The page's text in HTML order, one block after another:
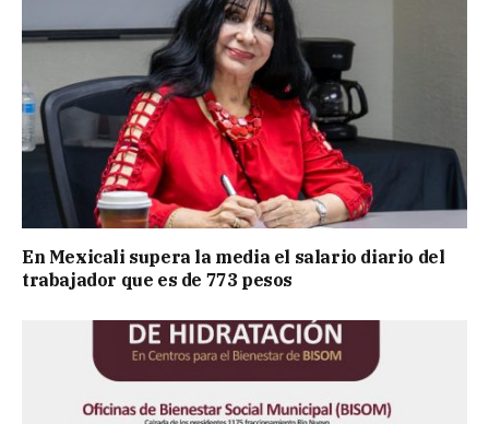
En Mexicali supera la media el salario diario del
trabajador que es de 773 pesos